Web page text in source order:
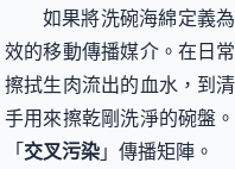
如果將洗碗海綿定義
效的移動傳播媒介。在日
擦拭生肉流出的血水，到
手用來擦乾剛洗淨的碗盤
「 交叉污染 」傳播矩陣。